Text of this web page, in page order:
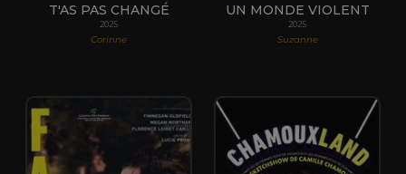
T'AS PAS CHANGÉ
2025
Corinne
UN MONDE VIOLENT
2025
Suzanne